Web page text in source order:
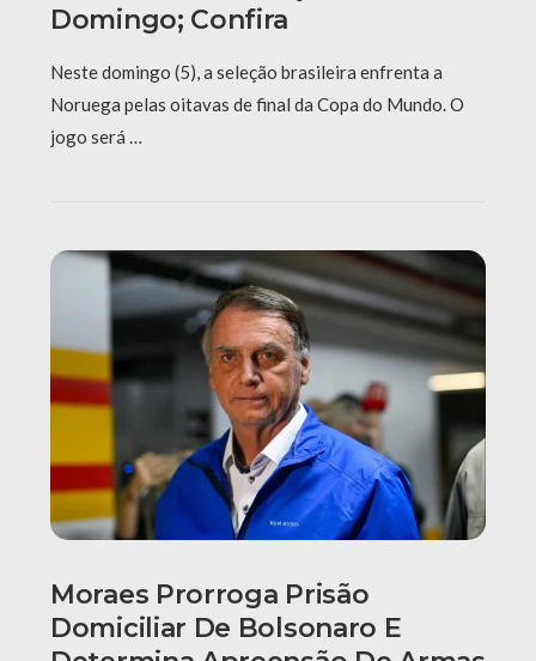
Domingo; Confira
Neste domingo (5), a seleção brasileira enfrenta a
Noruega pelas oitavas de final da Copa do Mundo. O
jogo será …
Moraes Prorroga Prisão
Domiciliar De Bolsonaro E